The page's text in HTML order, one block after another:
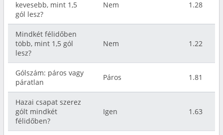
kevesebb, mint 1,5
gól lesz?
Nem 1.28
Mindkét félidőben
több, mint 1,5 gól
lesz?
Nem 1.22
Gólszám: páros vagy
páratlan
Páros 1.81
Hazai csapat szerez
gólt mindkét
félidőben?
Igen 1.63